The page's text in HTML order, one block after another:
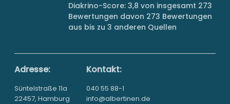
Diakrino-Score: 3,8 von insgesamt 273
Bewertungen davon 273 Bewertungen
aus bis zu 3 anderen Quellen
Adresse:
Süntelstraße 11a
22457, Hamburg
Kontakt:
040 55 88-1
info@albertinen.de